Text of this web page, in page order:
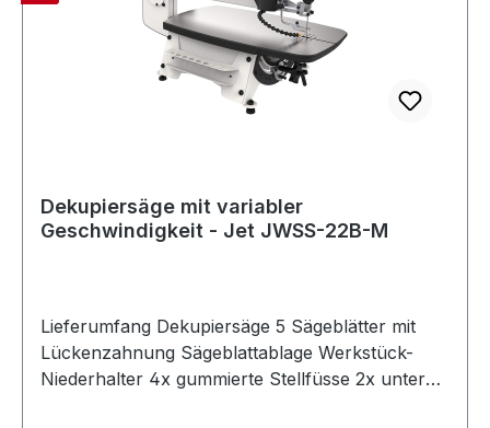
Dekupiersäge mit variabler
Geschwindigkeit - Jet JWSS-22B-M
Lieferumfang Dekupiersäge 5 Sägeblätter mit
Lückenzahnung Sägeblattablage Werkstück-
Niederhalter 4x gummierte Stellfüsse 2x untere